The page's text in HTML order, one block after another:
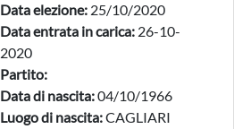
Data elezione: 25/10/2020
Data entrata in carica: 26-10-
2020
Partito:
Data di nascita:04/10/1966
Luogo di nascita:CAGLIARI